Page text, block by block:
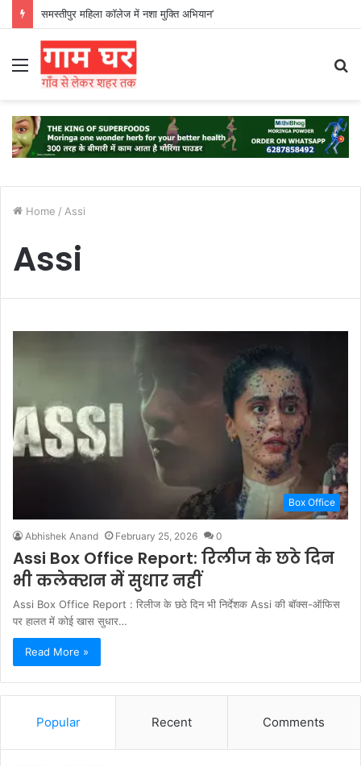
समस्तीपुर महिला कॉलेज में नशा मुक्ति अभियान’
Menu
Home / Assi
Assi
Box Office
Abhishek Anand February 25, 2026 0
Assi Box Office Report: रिलीज के छठे दिन
भी कलेक्शन में सुधार नहीं
Assi Box Office Report : रिलीज के छठे दिन भी निर्देशक Assi की बॉक्स-ऑफिस
पर हालत में कोई खास सुधार…
Read More »
Popular Recent Comments